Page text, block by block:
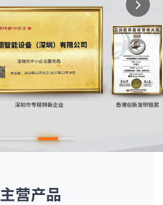
亿翔智能设备 - 专业
主营产品